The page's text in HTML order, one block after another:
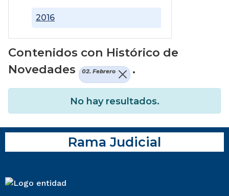
2016
Contenidos con Histórico de
Novedades
02. Febrero .
No hay resultados.
Rama Judicial